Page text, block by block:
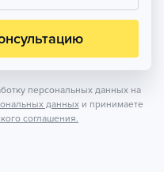
персональных данных на
данных и принимаете
соглашения.